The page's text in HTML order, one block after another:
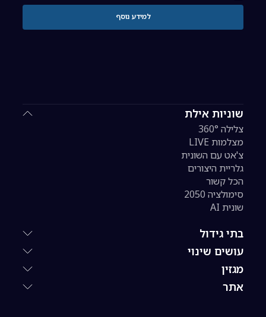
שוניות אילת
צלילה 360°
מצלמות LIVE
צ'אט עם השונית
גלריית היצורים
הכל קשור
סימולציה 2050
שונית AI
בתי גידול
עושים שינוי
מגזין
אתר
למידע נוסף